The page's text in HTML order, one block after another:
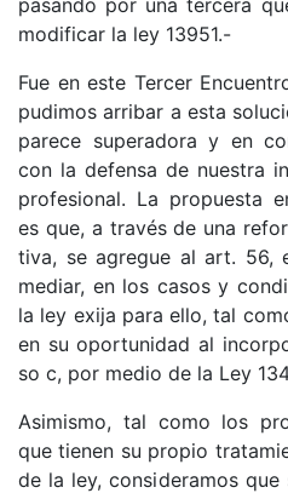
pa­san­do por una ter­ce­ra
mo­di­fi­car la ley 13951.-
Fue en es­te Ter­cer
pu­di­mos arri­bar a es­ta
pa­re­ce su­pe­ra­do­ra y en
con la de­fen­sa de nues­tra
pro­fe­sio­na­l. La pro­pues­ta
es que, a tra­vés de una
ti­va, se agre­gue al ar­t. 56,
me­dia­r, en los ca­sos y
la ley exi­ja pa­ra ello, tal
en su opor­tu­ni­dad al
so c, por me­dio de la Ley
Asi­mis­mo, tal co­mo los
que tie­nen su pro­pio
de la le­y, con­si­de­ra­mos